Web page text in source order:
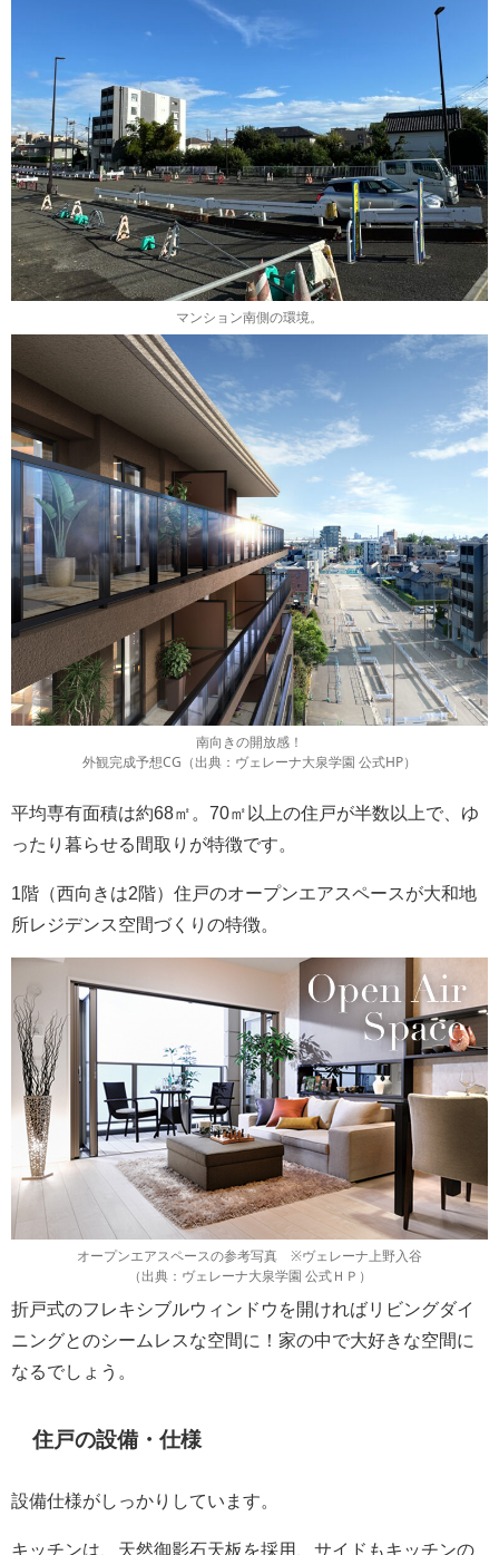
マンション南側の環境。
南向きの開放感！
外観完成予想CG（出典：ヴェレーナ大泉学園 公式HP）
平均専有面積は約68㎡。70㎡以上の住戸が半数以上で、ゆ
ったり暮らせる間取りが特徴です。
1階（西向きは2階）住戸のオープンエアスペースが大和地
所レジデンス空間づくりの特徴。
オープンエアスペースの参考写真 ※ヴェレーナ上野入谷
（出典：ヴェレーナ大泉学園 公式ＨＰ）
折戸式のフレキシブルウィンドウを開ければリビングダイ
ニングとのシームレスな空間に！家の中で大好きな空間に
なるでしょう。
住戸の設備・仕様
設備仕様がしっかりしています。
キッチンは、天然御影石天板を採用、サイドもキッチンの